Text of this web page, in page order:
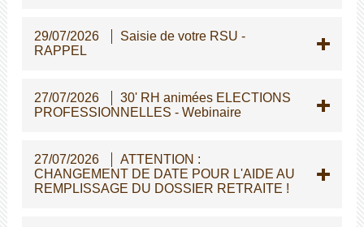
29/07/2026
Saisie de votre RSU -
RAPPEL
27/07/2026
30' RH animées ELECTIONS
PROFESSIONNELLES - Webinaire
27/07/2026
ATTENTION :
CHANGEMENT DE DATE POUR L'AIDE AU
REMPLISSAGE DU DOSSIER RETRAITE !